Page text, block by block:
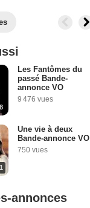
Les Fantômes du
passé Bande-
annonce VO
9 476 vues
Une vie à deux
Bande-annonce VO
750 vues
annonces